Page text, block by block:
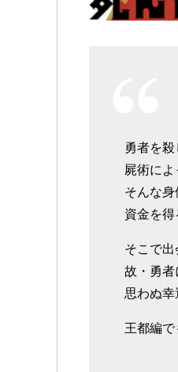
勇者を殺
屍術によ
そんな
資金を得
そこで出
故・勇者
思わぬ
王都編で